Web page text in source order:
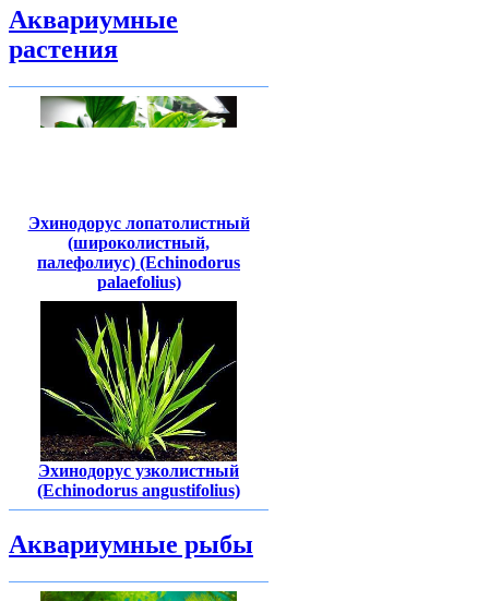
Аквариумные
растения
Эхинодорус лопатолистный
(широколистный,
палефолиус) (Echinodorus
palaefolius)
Эхинодорус узколистный
(Echinodorus angustifolius)
Аквариумные рыбы